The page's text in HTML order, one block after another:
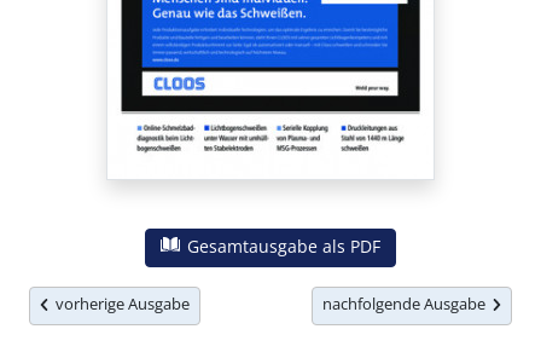
Gesamtausgabe als PDF
vorherige Ausgabe nachfolgende Ausgabe